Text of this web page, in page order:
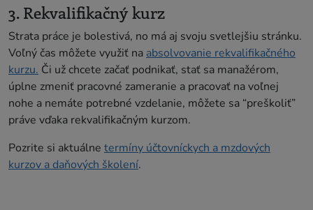
3. Rekvalifikačný kurz
Strata práce je bolestivá, no má aj svoju svetlejšiu stránku.
Voľný čas môžete využiť na absolvovanie rekvalifikačného
kurzu. Či už chcete začať podnikať, stať sa manažérom,
úplne zmeniť pracovné zameranie a pracovať na voľnej
nohe a nemáte potrebné vzdelanie, môžete sa “preškoliť”
práve vďaka rekvalifikačným kurzom.
Pozrite si aktuálne termíny účtovníckych a mzdových
kurzov a daňových školení.